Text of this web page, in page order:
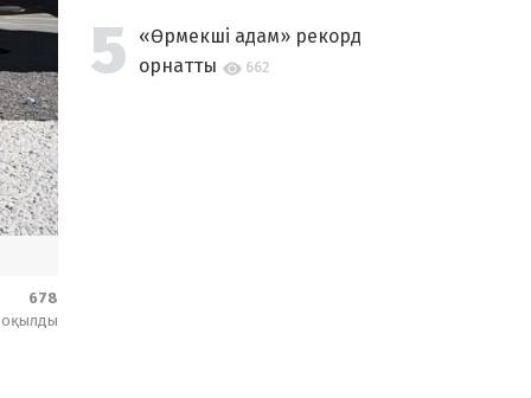
678
оқылды
«Өрмекші адам» рекорд
орнатты
662